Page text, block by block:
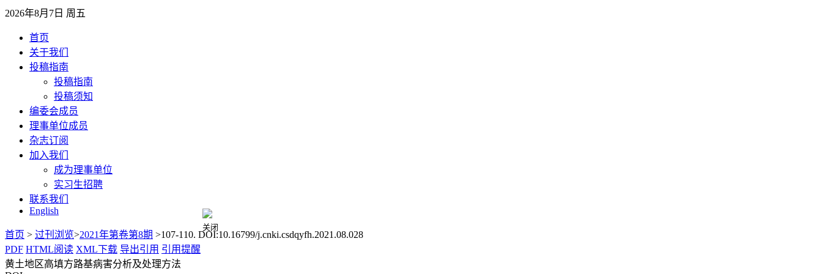
2026年8月7日 周五
首页
关于我们
投稿指南
投稿指南
投稿须知
编委会成员
理事单位成员
杂志订阅
加入我们
成为理事单位
实习生招聘
联系我们
English
首页 > 过刊浏览>2021年第卷第8期 >107-110. DOI:10.16799/j.cnki.csdqyfh.2021.08.028
PDF HTML阅读 XML下载 导出引用 引用提醒
黄土地区高填方路基病害分析及处理方法